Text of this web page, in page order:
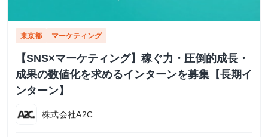
東京都 マーケティング
【SNS×マーケティング】稼ぐ力・圧倒的成長・
成果の数値化を求めるインターンを募集【長期イ
ンターン】
株式会社A2C